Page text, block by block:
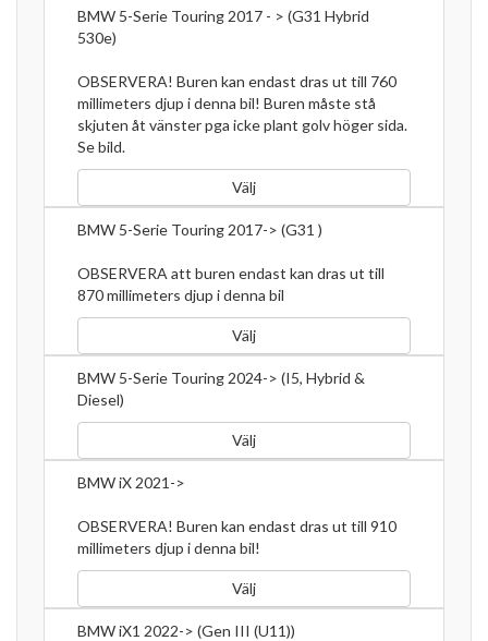
BMW 5-Serie Touring 2017 - > (G31 Hybrid
530e)
OBSERVERA! Buren kan endast dras ut till 760
millimeters djup i denna bil! Buren måste stå
skjuten åt vänster pga icke plant golv höger sida.
Se bild.
Välj
BMW 5-Serie Touring 2017-> (G31 )
OBSERVERA att buren endast kan dras ut till
870 millimeters djup i denna bil
Välj
BMW 5-Serie Touring 2024-> (I5, Hybrid &
Diesel)
Välj
BMW iX 2021->
OBSERVERA! Buren kan endast dras ut till 910
millimeters djup i denna bil!
Välj
BMW iX1 2022-> (Gen III (U11))